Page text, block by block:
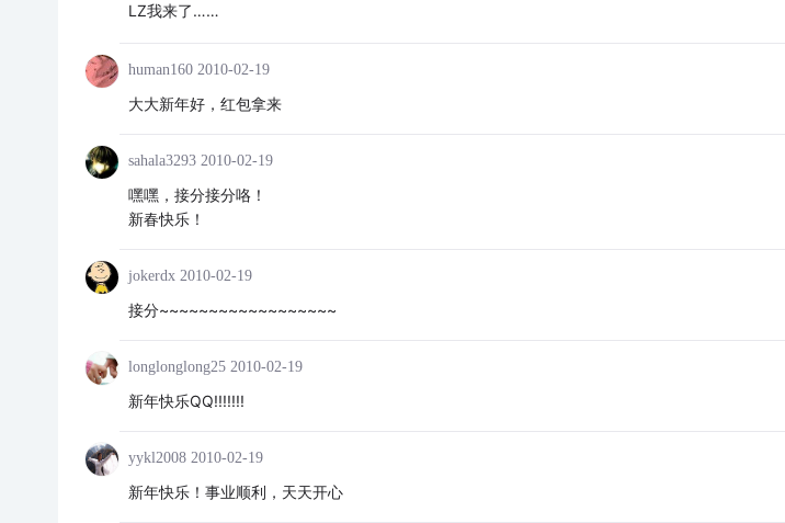
LZ我来了……
human160 2010-02-19
大大新年好，红包拿来
sahala3293 2010-02-19
嘿嘿，接分接分咯！
新春快乐！
jokerdx 2010-02-19
接分~~~~~~~~~~~~~~~~~~
longlonglong25 2010-02-19
新年快乐QQ!!!!!!!
yykl2008 2010-02-19
新年快乐！事业顺利，天天开心